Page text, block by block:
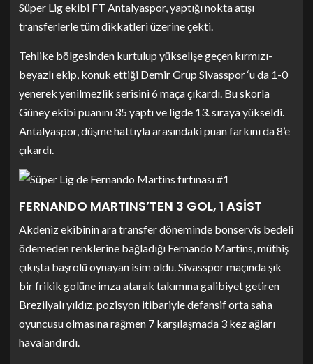
Süper Lig ekibi FT Antalyaspor, yaptığı nokta atışı
transferlerle tüm dikkatleri üzerine çekti.
Tehlike bölgesinden kurtulup yükselişe geçen kırmızı-
beyazlı ekip, konuk ettiği Demir Grup Sivasspor ‘u da 1-0
yenerek yenilmezlik serisini 6 maça çıkardı. Bu skorla
Güney ekibi puanını 35 yaptı ve ligde 13. sıraya yükseldi.
Antalyaspor, düşme hattıyla arasındaki puan farkını da 8’e
çıkardı.
FERNANDO MARTINS’TEN 3 GOL, 1 ASİST
Akdeniz ekibinin ara transfer döneminde bonservis bedeli
ödemeden renklerine bağladığı Fernando Martins, müthiş
çıkışta başrolü oynayan isim oldu. Sivasspor maçında şık
bir frikik golüne imza atarak takımına galibiyet getiren
Brezilyalı yıldız, pozisyon itibariyle defansif orta saha
oyuncusu olmasına rağmen 7 karşılaşmada 3 kez ağları
havalandırdı.